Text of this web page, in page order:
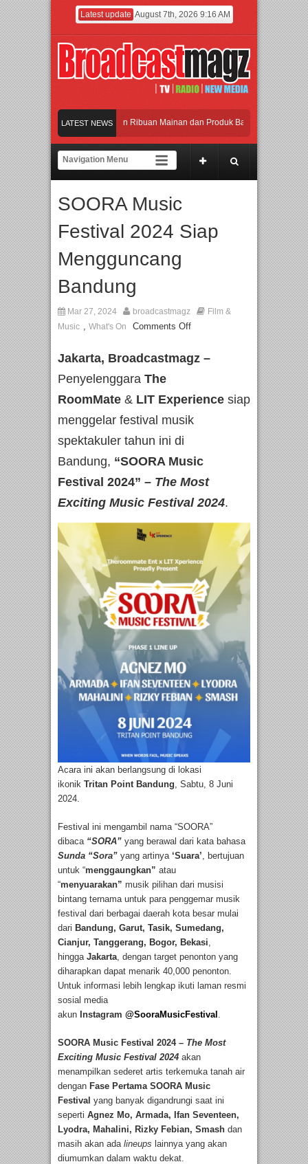
Latest update August 7th, 2026 9:16 AM
LATEST NEWS
Meramaikan Jakarta dengan Ribuan Mainan dan Produk Bayi dari Seluruh
Menjadi Gerbang Inovasi dan Peluang Bisnis Industri Gifts dan Housewares
Rayakan Perpaduan Warisan Dan Semangat Lokal, BIRKENSTOCK
Meramaikan Jakarta dengan Ribuan Mainan dan Produk Bayi dari Seluruh
SOORA Music
Festival 2024 Siap
Mengguncang
Bandung
Mar 27, 2024 broadcastmagz
Film &
Music , What's On Comments Off
Jakarta, Broadcastmagz –
Penyelenggara The
RoomMate & LIT Experience siap
menggelar festival musik
spektakuler tahun ini di
Bandung, “SOORA Music
Festival 2024” – The Most
Exciting Music Festival 2024.
Acara ini akan berlangsung di lokasi
ikonik Tritan Point Bandung , Sabtu, 8 Juni
2024.
Festival ini mengambil nama “SOORA”
dibaca “SORA” yang berawal dari kata bahasa
Sunda “Sora” yang artinya ‘Suara’ , bertujuan
untuk “menggaungkan” atau
“menyuarakan” musik pilihan dari musisi
bintang ternama untuk para penggemar musik
festival dari berbagai daerah kota besar mulai
dari Bandung, Garut, Tasik, Sumedang,
Cianjur, Tanggerang, Bogor, Bekasi
hingga Jakarta , dengan target penonton yang
diharapkan dapat menarik 40,000 penonton.
Untuk informasi lebih lengkap ikuti laman resmi
sosial media
akun Instagram @SooraMusicFestival
SOORA Music Festival 2024 – The Most
Exciting Music Festival 2024 akan
menampilkan sederet artis terkemuka tanah air
dengan Fase Pertama SOORA Music
Festival yang banyak digandrungi saat ini
seperti Agnez Mo, Armada, Ifan Seventeen,
Lyodra, Mahalini, Rizky Febian, Smash dan
masih akan ada lineups lainnya yang akan
diumumkan dalam waktu dekat.